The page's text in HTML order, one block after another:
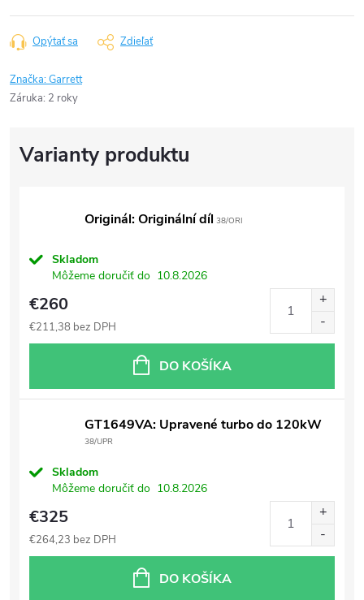
Opýtať sa Zdieľať
Značka:Garrett
Záruka: 2 roky
Originál: Originální díl 38/ORI
Skladom
Môžeme doručiť do 10.8.2026
€260
€211,38 bez DPH
DO KOŠÍKA
GT1649VA: Upravené turbo do 120kW
38/UPR
Skladom
Môžeme doručiť do 10.8.2026
€325
€264,23 bez DPH
DO KOŠÍKA